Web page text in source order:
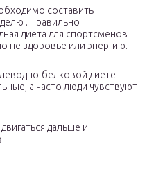
составить
. Правильно
диета для спортсменов
не здоровье или энергию.
белковой диете
а часто люди чувствуют
дальше и